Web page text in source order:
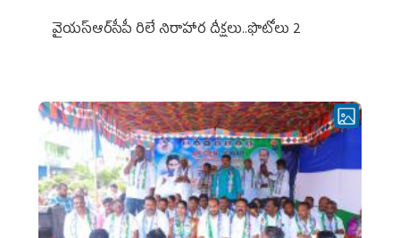
వైయ‌స్ఆర్‌సీపీ రిలే నిరాహార దీక్షలు..ఫొటోలు 2